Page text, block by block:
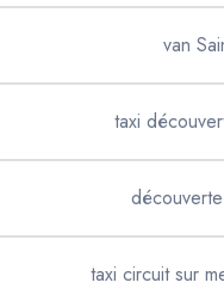
van
taxi
taxi circuit sur